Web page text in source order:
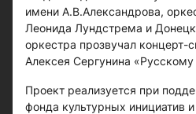
имени А.В.Александрова,
Леонида Лундстрема и
оркестра прозвучал концерт-
Алексея Сергунина
Проект реализуется при
фонда культурных инициатив и